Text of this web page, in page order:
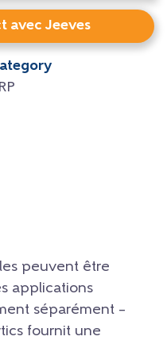
avec Jeeves
peuvent être
applications
séparément –
fournit une